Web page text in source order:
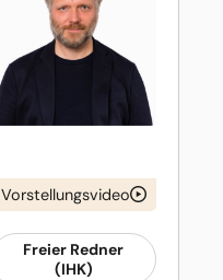
Vorstellungsvideo
Freier Redner
(IHK)